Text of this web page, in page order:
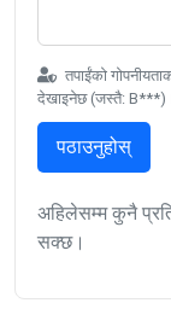
तपाईंको
देखाइनेछ (जस्तै:
पठाउनुहोस्
अहिलेसम्म कुनै
सक्छ।